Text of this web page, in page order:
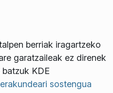
berriak iragartzeko
garatzaileak ez direnek
KDE
sostengua